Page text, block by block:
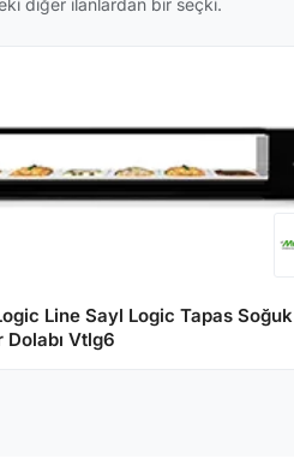
diğer ilanlardan bir seçki.
Line Sayl Logic Tapas Soğuk
Dolabı Vtlg6